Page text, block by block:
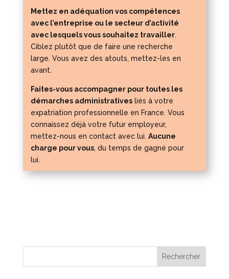
Mettez en adéquation vos compétences
avec l’entreprise ou le secteur d’activité
avec lesquels vous souhaitez travailler.
Ciblez plutôt que de faire une recherche
large. Vous avez des atouts, mettez-les en
avant.
Faites-vous accompagner pour toutes les
démarches administrativesliés à votre
expatriation professionnelle en France. Vous
connaissez déjà votre futur employeur,
mettez-nous en contact avec lui. Aucune
charge pour vous, du temps de gagné pour
lui.
Rechercher